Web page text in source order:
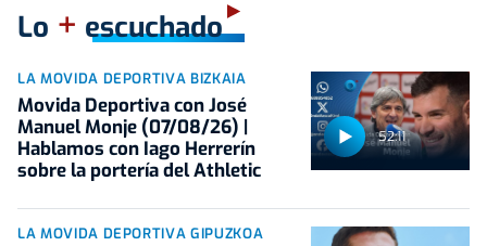
Lo + escuchado
52:11
LA MOVIDA DEPORTIVA BIZKAIA
Movida Deportiva con José
Manuel Monje (07/08/26) |
Hablamos con Iago Herrerín
sobre la portería del Athletic
LA MOVIDA DEPORTIVA GIPUZKOA